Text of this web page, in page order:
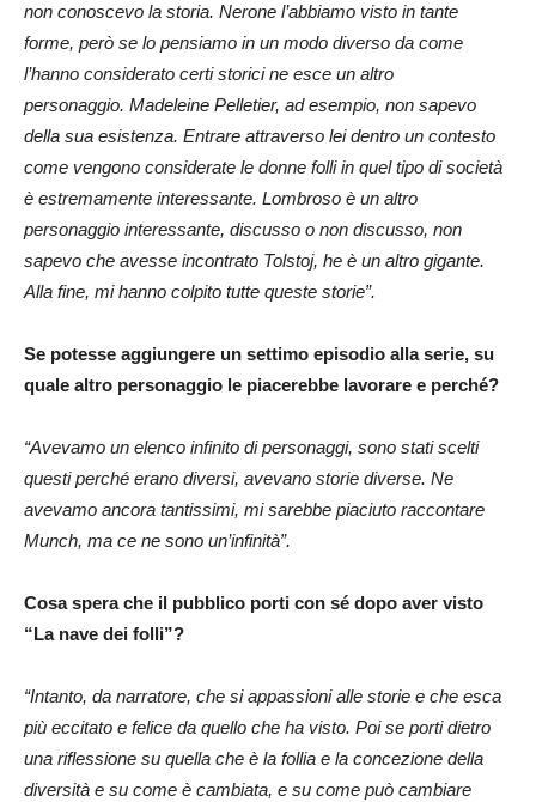
non conoscevo la storia. Nerone l’abbiamo visto in tante
forme, però se lo pensiamo in un modo diverso da come
l’hanno considerato certi storicine esce un altro
personaggio. Madeleine Pelletier, ad esempio, non sapevo
della sua esistenza. Entrare attraverso lei dentro un contesto
come vengono considerate le donne folli in quel tipo di società
è estremamente interessante. Lombroso è un altro
personaggio interessante, discusso o non discusso, non
sapevo che avesse incontrato Tolstoj, he è un altro gigante.
Alla fine, mi hanno colpito tutte queste storie”.
Se potesse aggiungere un settimo episodio alla serie, su
quale altro personaggio le piacerebbe lavorare e perché?
“Avevamo un elenco infinito di personaggi, sono stati scelti
questi perché erano diversi, avevano storie diverse. Ne
avevamo ancora tantissimi, mi sarebbe piaciuto raccontare
Munch, ma ce ne sono un’infinità”.
Cosa spera che il pubblico porti con sé dopo aver visto
“La nave dei folli”?
“Intanto, da narratore, che si appassioni alle storie e che esca
più eccitato e felice da quello che ha visto. Poi se porti dietro
una riflessione su quella che è la follia e la concezione della
diversità e su come è cambiata, e su come può cambiare